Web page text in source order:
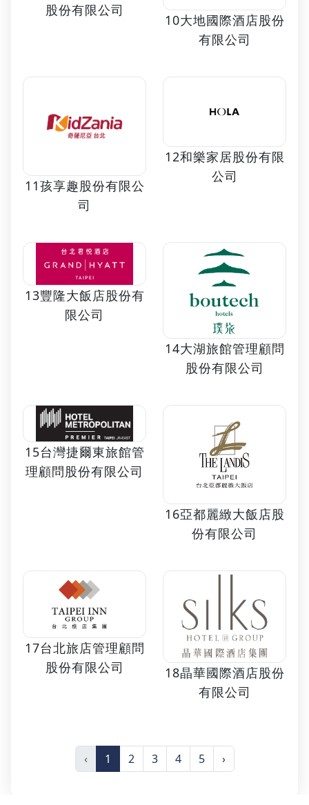
股份有限公司
10大地國際酒店股份
有限公司
11孩享趣股份有限公
司
12和樂家居股份有限
公司
13豐隆大飯店股份有
限公司
14大湖旅館管理顧問
股份有限公司
15台灣捷爾東旅館管
理顧問股份有限公司
16亞都麗緻大飯店股
份有限公司
17台北旅店管理顧問
股份有限公司
18晶華國際酒店股份
有限公司
‹ 1 2 3 4 5 ›